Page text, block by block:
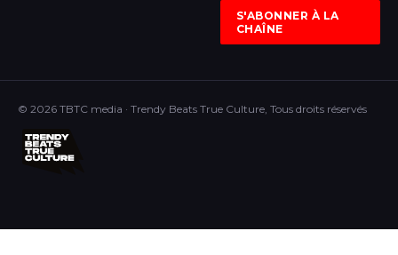
S'ABONNER À LA
CHAÎNE
© 2026 TBTC media · Trendy Beats True Culture, Tous droits réservés